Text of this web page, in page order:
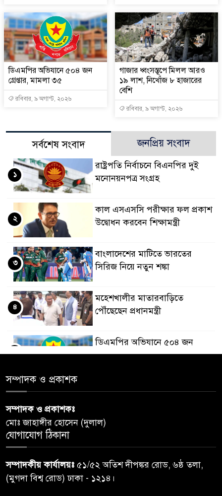
ডিএমপির অভিযানে ৫০৪ জন
গ্রেপ্তার, মামলা ৩৫
রবিবার, ৯ অগাস্ট, ২০২৬
গাজার ধ্বংসস্তূপে মিলল আরও
১৯ লাশ, নিখোঁজ ৮ হাজারের
বেশি
রবিবার, ৯ অগাস্ট, ২০২৬
সর্বশেষ সংবাদ জনপ্রিয় সংবাদ
রাষ্ট্রপতি নির্বাচনে বিএনপির দুই
মনোনয়নপত্র সংগ্রহ
১
কাল এসএসসি পরীক্ষার ফল প্রকাশ
উদ্বোধন করবেন শিক্ষামন্ত্রী
২
বাংলাদেশের মাটিতে ভারতের
সিরিজ নিয়ে নতুন শঙ্কা
৩
মহেশখালীর মাতারবাড়িতে
পৌঁছেছেন প্রধানমন্ত্রী
৪
ডিএমপির অভিযানে ৫০৪ জন
গ্রেপ্তার, মামলা ৩৫
৬
কুলাউড়া সীমান্তে বিএসএফের
৭
বগুড়ায় প্রাইভেটকারের ধাক্কায় স্বামী-
৮
সম্পাদক ও প্রকাশক
সম্পাদক ও প্রকাশকঃ
মোঃ জাহাঙ্গীর হোসেন (দুলাল)
যোগাযোগ ঠিকানা
সম্পাদকীয় কার্যালয়ঃ ৫১/৫২ অতিশ দীপঙ্কর রোড, ৬ষ্ঠ তলা,
(মুগদা বিশ্ব রোড) ঢাকা - ১২১৪।